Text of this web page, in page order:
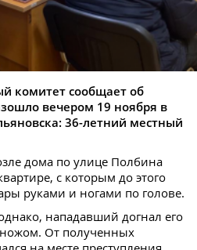
комитет сообщает об
вечером 19 ноября в
36-летний местный
дома по улице Полбина
с которым до этого
руками и ногами по голове.
нападавший догнал его
ножом. От полученных